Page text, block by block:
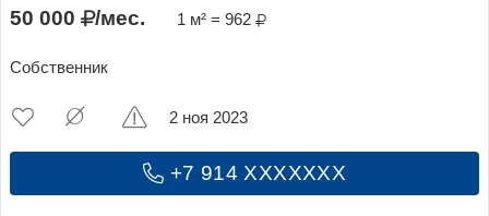
50 000 /мес. 1 м² = 962
Собственник
+7 914 XXXXXXX
2 ноя 2023